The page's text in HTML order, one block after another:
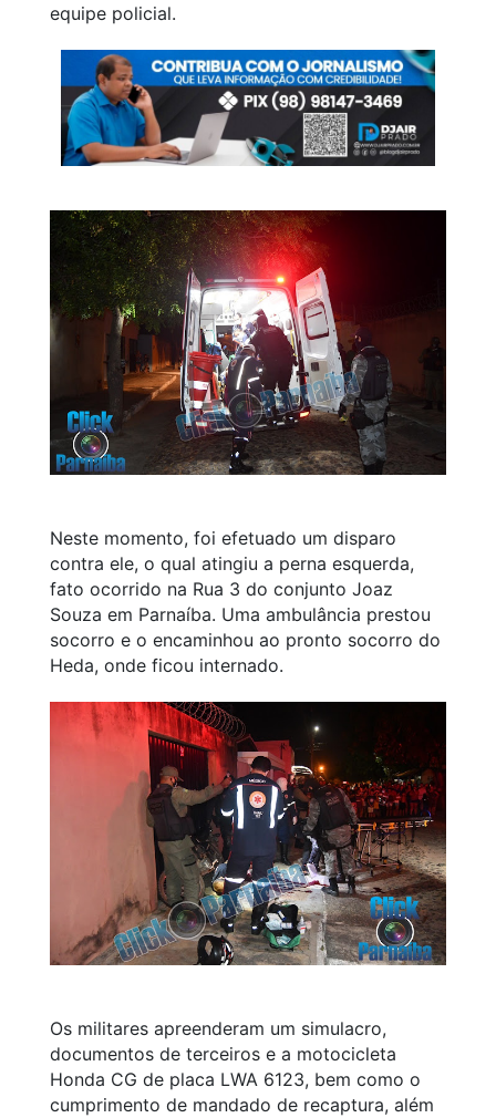
equipe policial.
Neste momento, foi efetuado um disparo
contra ele, o qual atingiu a perna esquerda,
fato ocorrido na Rua 3 do conjunto Joaz
Souza em Parnaíba. Uma ambulância prestou
socorro e o encaminhou ao pronto socorro do
Heda, onde ficou internado.
Os militares apreenderam um simulacro,
documentos de terceiros e a motocicleta
Honda CG de placa LWA 6123, bem como o
cumprimento de mandado de recaptura, além